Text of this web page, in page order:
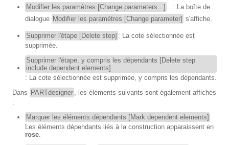
Modifier les paramètres [Change parameters...] .. : La boîte de
dialogue Modifier les paramètres [Change parameter] s'affiche.
Supprimer l'étape [Delete step] : La cote sélectionnée est
supprimée.
Supprimer l'étape, y compris les dépendants [Delete step
include dependent elements]
: La cote sélectionnée est supprimée, y compris les dépendants.
Dans PARTdesigner , les éléments suivants sont également affichés
:
Marquer les éléments dépendants [Mark dependent elements] :
Les éléments dépendants liés à la construction apparaissent en
rose.